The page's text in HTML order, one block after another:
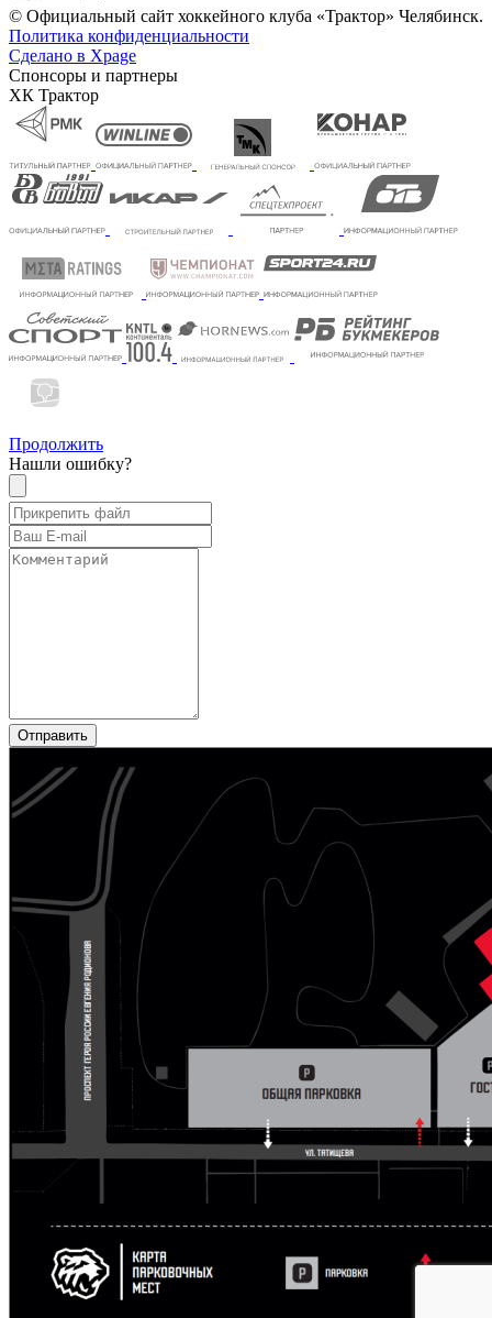
© Официальный сайт хоккейного клуба «Трактор» Челябинск.
Политика конфиденциальности
Сделано в Xpage
Спонсоры и партнеры
ХК Трактор
Продолжить
Нашли ошибку?